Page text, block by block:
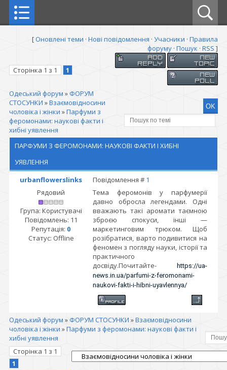
[Оновлені теми · Нові повідомлення · Учасники · Правила
форуму · Пошук · RSS ]
Сторінка 1 з 1 1
Одеський форум » ФОРУМ
СТОСУНКИ »Взаємовідносини
чоловіка і жінки »Парфуми з
феромонами: наукові факти і
хибні уявлення
ПАРФУМИ З ФЕРОМОНАМИ: НАУКОВІ ФАКТИ І ХИБНІ
УЯВЛЕННЯ
urbanflowerslinks
Повідомлення # 1
Рядовий
Група: Користувачі
Повідомлень: 11
Репутація: 0
Статус: Offline
Тема феромонів у парфумерії
давно обросла легендами. Одні
вважають такі аромати таємною
зброєю спокуси, інші —
маркетинговим трюком. Щоб
розібратися, варто подивитися на
феномен з погляду науки, історії та
практичного
досвіду.Почитайте-
https://ua-
news.in.ua/parfumi-z-feromonami-
naukovi-fakti-i-hibni-uyavlennya/
Одеський форум » ФОРУМ СТОСУНКИ »Взаємовідносини
чоловіка і жінки »Парфуми з феромонами: наукові факти і
хибні уявлення
Сторінка 1 з 1
1